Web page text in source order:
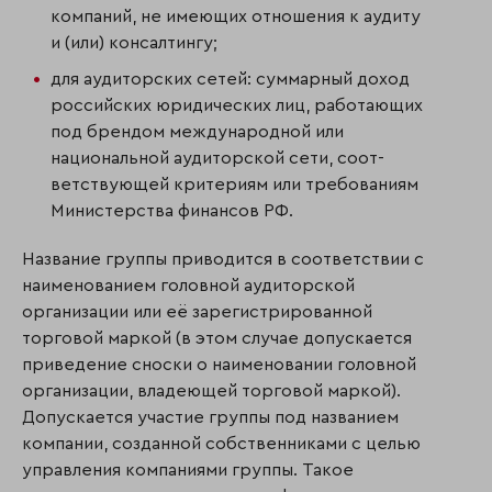
компаний, не имеющих отношения к аудиту
и (или) консалтингу;
для аудиторских сетей: суммарный доход
российских юридических лиц, работающих
под брендом международной или
национальной аудиторской сети, соот­
ветствующей критериям или требованиям
Министерства финансов РФ.
Название группы приводится в соответствии с
наименованием головной аудиторской
организации или её зарегистрированной
торговой маркой (в этом случае допускается
приведение сноски о наименовании головной
организации, владеющей торговой маркой).
Допускается участие группы под названием
компании, созданной собствен­ни­ками с целью
управления компаниями группы. Такое